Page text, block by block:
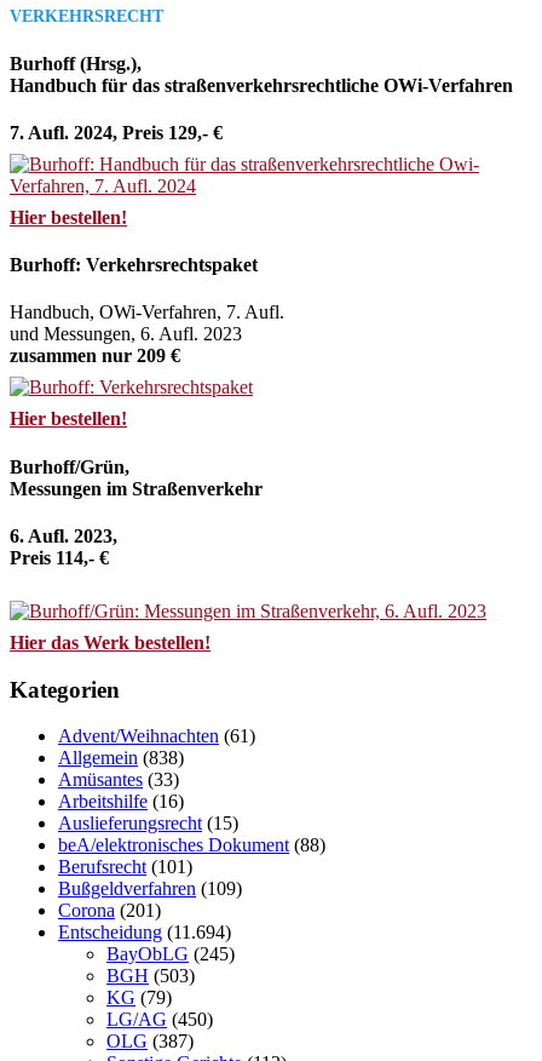
VERKEHRSRECHT
Burhoff (Hrsg.),
Handbuch für das straßenverkehrsrechtliche OWi-Verfahren
7. Aufl. 2024, Preis 129,- €
Hier bestellen!
Burhoff: Verkehrsrechtspaket
Handbuch, OWi-Verfahren, 7. Aufl.
und Messungen, 6. Aufl. 2023
zusammen nur 209 €
Hier bestellen!
Burhoff/Grün,
Messungen im Straßenverkehr
6. Aufl. 2023,
Preis 114,- €
Hier das Werk bestellen!
Kategorien
Advent/Weihnachten (61)
Allgemein (838)
Amüsantes (33)
Arbeitshilfe (16)
Auslieferungsrecht(15)
beA/elektronisches Dokument(88)
Berufsrecht(101)
Bußgeldverfahren (109)
Corona (201)
Entscheidung (11.694)
BayObLG (245)
BGH (503)
KG (79)
LG/AG (450)
OLG (387)